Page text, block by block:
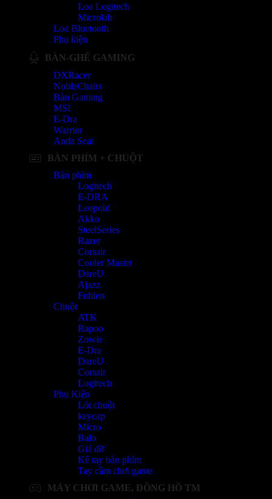
Loa Logitech
Microlab
Loa Bluetooth
Phụ kiện
BÀN-GHẾ GAMING
DXRacer
NobleChairs
Bàn Gaming
MSI
E-Dra
Warrior
Anda Seat
BÀN PHÍM + CHUỘT
Bàn phím
Logitech
E-DRA
Leopold
Akko
SteelSeries
Razer
Corsair
Cooler Master
DareU
Ajazz
Fuhlen
Chuột
ATK
Rapoo
Zowie
E-Dra
DareU
Corsair
Logitech
Phụ Kiện
Lót chuột
keycap
Micro
Balo
Giá đỡ
Kê tay bàn phím
Tay cầm chơi game
MÁY CHƠI GAME, ĐỒNG HỒ TM